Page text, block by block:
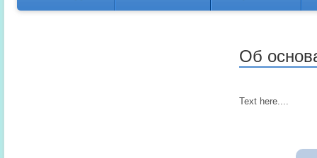
Об
Text here....